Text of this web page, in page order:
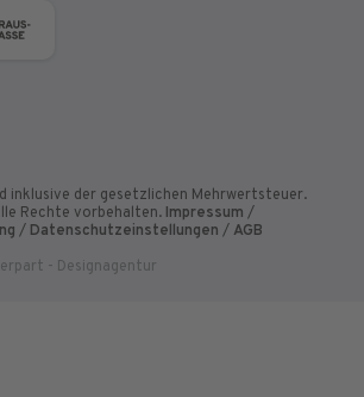
inklusive der gesetzlichen Mehrwertsteuer.
Rechte vorbehalten. Impressum /
/ Datenschutzeinstellungen / AGB